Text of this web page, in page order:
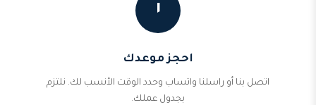
١
احجز موعدك
اتصل بنا أو راسلنا واتساب وحدد الوقت الأنسب لك. نلتزم
بجدول عملك.